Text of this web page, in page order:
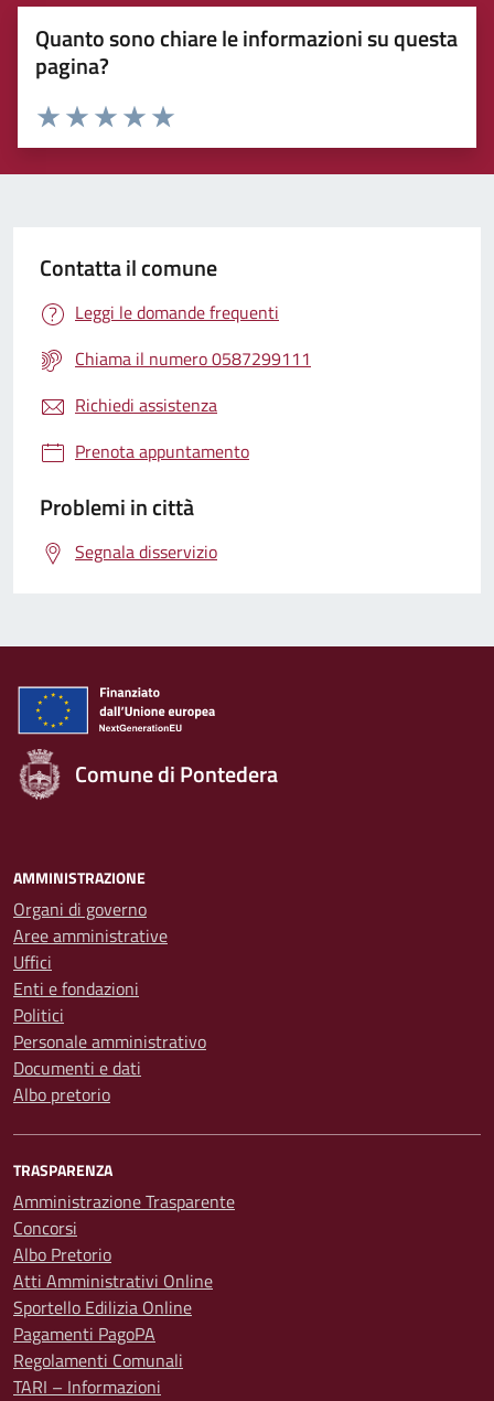
Quanto sono chiare le informazioni su questa
pagina?
Rating:
Valuta 5 stelle su 5
Valuta 4 stelle su 5
Valuta 3 stelle su 5
Valuta 2 stelle su 5
Valuta 1 stelle su 5
Contatta il comune
Leggi le domande frequenti
Chiama il numero 0587299111
Richiedi assistenza
Prenota appuntamento
Problemi in città
Segnala disservizio
Comune di Pontedera
AMMINISTRAZIONE
Organi di governo
Aree amministrative
Uffici
Enti e fondazioni
Politici
Personale amministrativo
Documenti e dati
Albo pretorio
TRASPARENZA
Amministrazione Trasparente
Concorsi
Albo Pretorio
Atti Amministrativi Online
Sportello Edilizia Online
Pagamenti PagoPA
Regolamenti Comunali
TARI – Informazioni